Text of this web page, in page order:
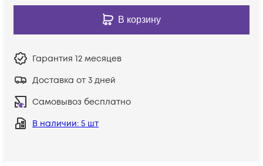
В корзину
Гарантия 12 месяцев
Доставка от 3 дней
Самовывоз бесплатно
В наличии: 5 шт